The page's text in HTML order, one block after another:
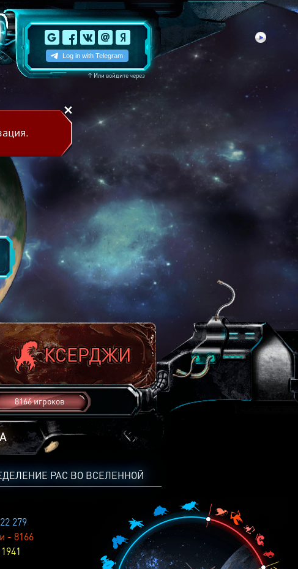
↑Или войдите через
8166 игроков
РАС ВО ВСЕЛЕННОЙ
279
- 8166